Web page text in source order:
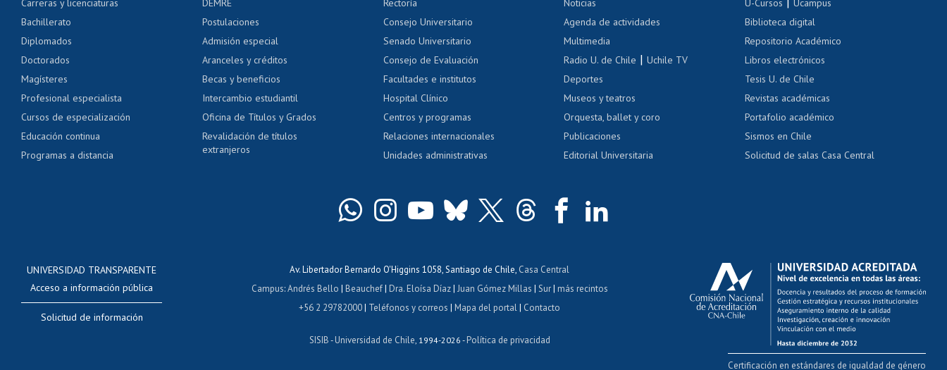
Servicio médico y dental
Pago de arancel y crédito alumnos
Pago de arancel y crédito exalumnos
Certificado de títulos y grados
Evaluación docente
Calificación académica
Postulación al AUCAI
Certificado de renta
Cursos de español
Mi Uchile Ayuda tecnológica Tarjeta TUI Acoso laboral, sexual y violencia Denuncias administrativas
Carreras y licenciaturas
Bachillerato
Diplomados
Doctorados
Magísteres
Profesional especialista
Cursos de especialización
Educación continua
Programas a distancia
DEMRE
Postulaciones
Admisión especial
Aranceles y créditos
Becas y beneficios
Intercambio estudiantil
Oficina de Títulos y Grados
Revalidación de títulos
extranjeros
Rectoría
Consejo Universitario
Senado Universitario
Consejo de Evaluación
Facultades e institutos
Hospital Clínico
Centros y programas
Relaciones internacionales
Unidades administrativas
Noticias
Agenda de actividades
Multimedia
Radio U. de Chile |Uchile TV
Deportes
Museos y teatros
Orquesta, ballet y coro
Publicaciones
Editorial Universitaria
U-Cursos
Ucampus
Biblioteca digital
Repositorio Académico
Libros electrónicos
Tesis U. de Chile
Revistas académicas
Portafolio académico
Sismos en Chile
Solicitud de salas Casa Central
UNIVERSIDAD TRANSPARENTE
Acceso a información pública
Solicitud de información
Av. Libertador Bernardo O'Higgins 1058, Santiago de Chile, Casa Central
Campus:Andrés Bello | Beauchef| Dra. Eloísa Díaz| Juan Gómez Millas | Sur| más recintos
+56 2 29782000| Teléfonos y correos |Mapa del portal| Contacto
SISIB -Universidad de Chile , 1994-2026 -Política de privacidad
Certificación en estándares de igualdad de género